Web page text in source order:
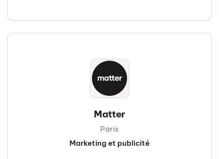
Matter
Paris
Marketing et publicité